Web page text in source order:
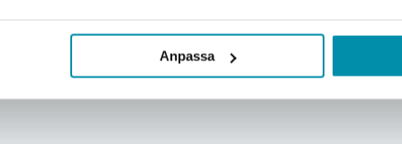
Anpassa